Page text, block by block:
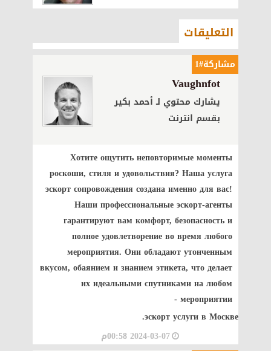
التعليقات
مشاركة#1
Vaughnfot
يشارك محتوي لـ أحمد بكير
بقسم انترنت
Хотите ощутить неповторимые моменты
роскоши, стиля и удовольствия? Наша услуга
эскорт сопровождения создана именно для вас!
Наши профессиональные эскорт-агенты
гарантируют вам комфорт, безопасность и
полное удовлетворение во время любого
мероприятия. Они обладают утонченным
вкусом, обаянием и знанием этикета, что делает
их идеальными спутниками на любом
мероприятии -
эскорт услуги в Москве.
2024-03-07 00:58م